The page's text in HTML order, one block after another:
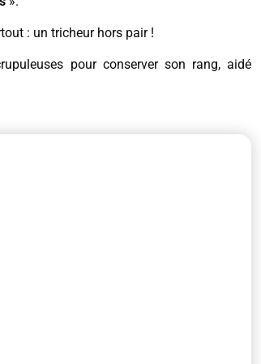
: un tricheur hors pair !
pour conserver son rang, aidé